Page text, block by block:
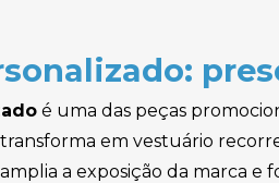
é uma das peças
em vestuário
a exposição da marca